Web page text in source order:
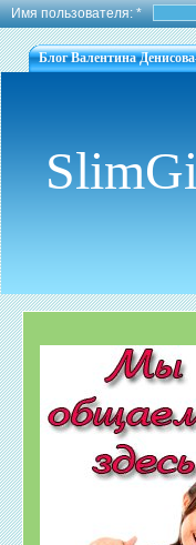
Имя пользователя:*
Блог Валентина